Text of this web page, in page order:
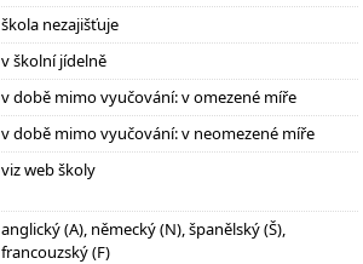
škola nezajišťuje
v školní jídelně
v době mimo vyučování: v omezené míře
v době mimo vyučování: v neomezené míře
viz web školy
anglický (A), německý (N), španělský (Š),
francouzský (F)